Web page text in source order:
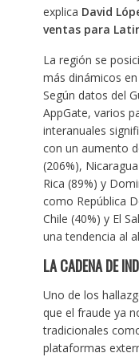
explica David
ventas para
La región se
más dinámicos
Según datos del
AppGate, varios
interanuales
con un aumento
(206%),
Rica (89%) y
como República
Chile (40%) y El
una tendencia al
LA CADENA DE
Uno de los
que el fraude ya
tradicionales
plataformas